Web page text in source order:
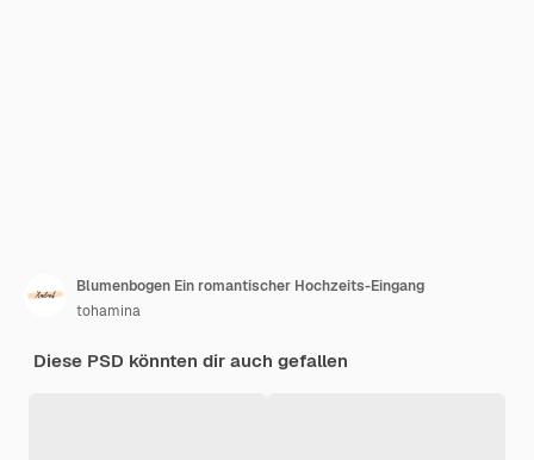
Blumenbogen Ein romantischer Hochzeits-Eingang
tohamina
Diese PSD könnten dir auch gefallen